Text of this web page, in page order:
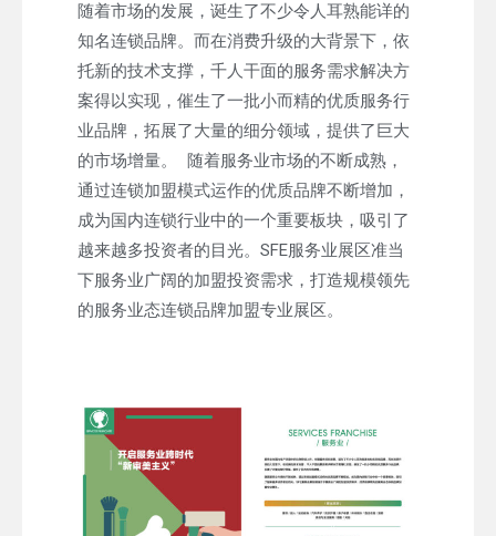
随着市场的发展，诞生了不少令人耳熟能详的
知名连锁品牌。而在消费升级的大背景下，依
托新的技术支撑，千人干面的服务需求解决方
案得以实现，催生了一批小而精的优质服务行
业品牌，拓展了大量的细分领域，提供了巨大
的市场增量。 随着服务业市场的不断成熟，
通过连锁加盟模式运作的优质品牌不断增加，
成为国内连锁行业中的一个重要板块，吸引了
越来越多投资者的目光。SFE服务业展区准当
下服务业广阔的加盟投资需求，打造规模领先
的服务业态连锁品牌加盟专业展区。